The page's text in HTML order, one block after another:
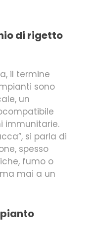
di rigetto
il termine
sono
un
immunitarie.
si parla di
spesso
fumo o
mai a un